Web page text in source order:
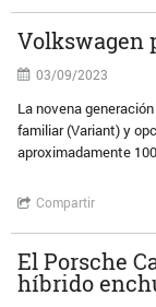
Volkswagen
03/09/2023
La novena
familiar (Variant) y
aproximadamente
Compartir
El Porsche
híbrido